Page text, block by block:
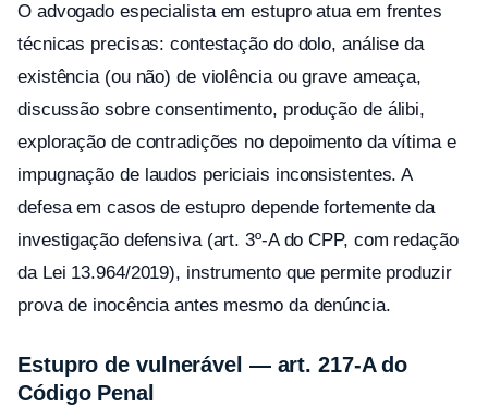
O advogado especialista em estupro atua em frentes
técnicas precisas: contestação do dolo, análise da
existência (ou não) de violência ou grave ameaça,
discussão sobre consentimento, produção de álibi,
exploração de contradições no depoimento da vítima e
impugnação de laudos periciais inconsistentes. A
defesa em casos de estupro depende fortemente da
investigação defensiva (art. 3º-A do CPP, com redação
da Lei 13.964/2019), instrumento que permite produzir
prova de inocência antes mesmo da denúncia.
Estupro de vulnerável — art. 217-A do
Código Penal